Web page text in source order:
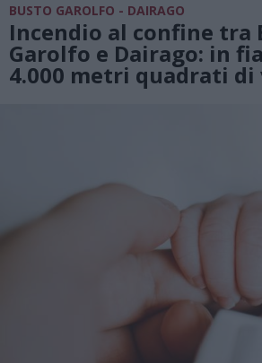
BUSTO GAROLFO - DAIRAGO
Incendio al confine tra
Garolfo e Dairago: in
4.000 metri quadrati di